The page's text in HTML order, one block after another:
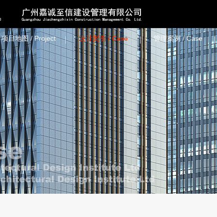
项目地图 / Project 设计案例 / Case 管理案例 / Case